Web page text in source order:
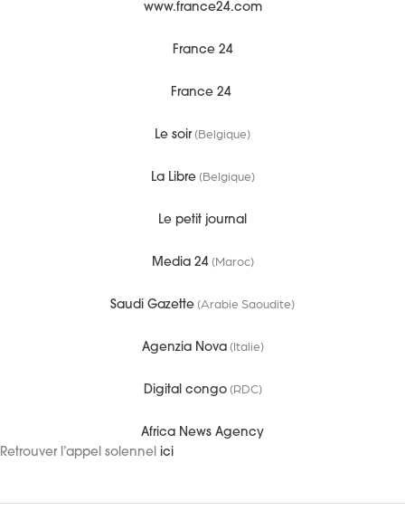
www.france24.com
France 24
France 24
Le soir(Belgique)
La Libre(Belgique)
Le petit journal
Media 24(Maroc)
Saudi Gazette (Arabie Saoudite)
Agenzia Nova(Italie)
Digital congo(RDC)
Africa News Agency
Retrouver l’appel solennel ici